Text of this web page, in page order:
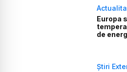
Europa
de
Știri